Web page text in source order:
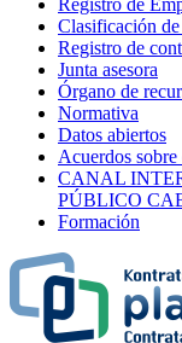
Registro de
Clasificación de
Registro de
Junta asesora
Órgano de
Normativa
Datos abiertos
Acuerdos
CANAL
PÚBLICO
Formación